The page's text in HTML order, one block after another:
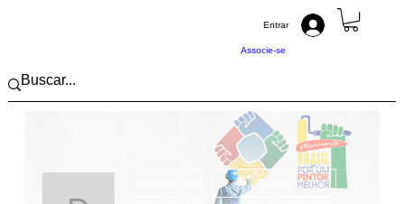
Associe-se
Entrar
Seguir